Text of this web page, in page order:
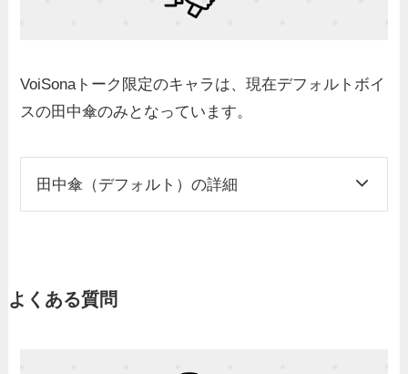
VoiSonaトーク限定のキャラは、現在デフォルトボイ
スの田中傘のみとなっています。
田中傘（デフォルト）の詳細
よくある質問